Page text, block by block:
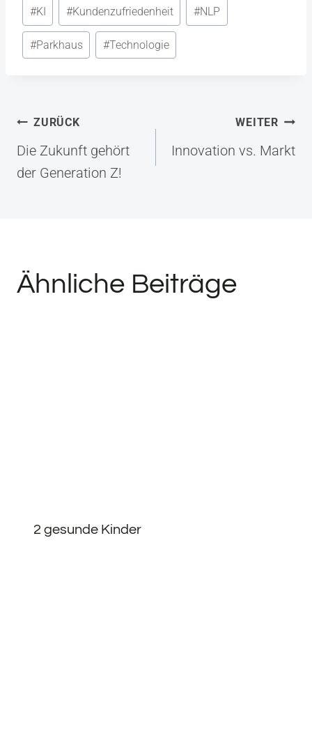
#KI #Kundenzufriedenheit #NLP
#Parkhaus #Technologie
Beitragsnavigation
ZURÜCK
Die Zukunft gehört
der Generation Z!
WEITER
Innovation vs. Markt
Ähnliche Beiträge
2 gesunde Kinder